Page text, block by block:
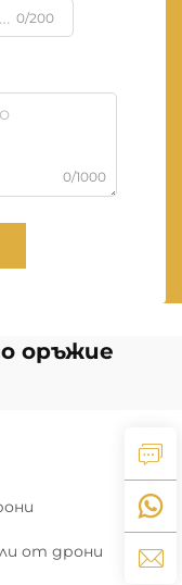
0/200
0/1000
оръжие
от дрони